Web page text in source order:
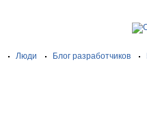
Люди Блог разработчиков